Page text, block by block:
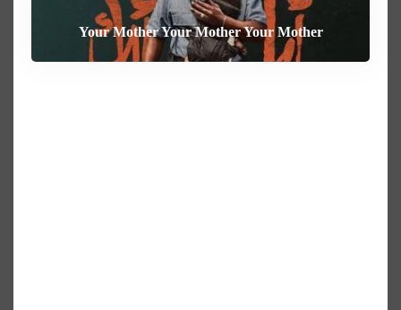
The Weight
Your Mother Your Mother Your Mother
Heart of the Beast
Behemoth